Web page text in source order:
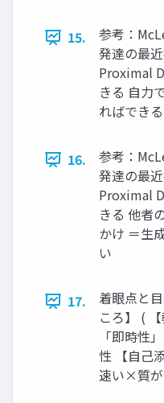
15.
参考：
発達の最
Proximal
きる 自力
ればできる
16.
参考：
発達の最
Proximal
きる 他者
かけ ＝生
い
17.
着眼点と
ころ】 (
「即時性
性 【自己
速い×質が